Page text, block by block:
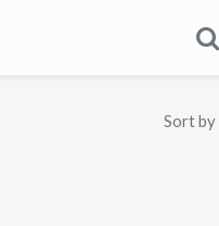
Sort by